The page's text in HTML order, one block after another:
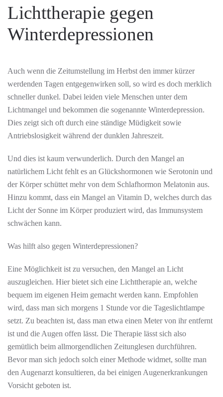
Lichttherapie gegen
Winterdepressionen
Auch wenn die Zeitumstellung im Herbst den immer kürzer
werdenden Tagen entgegenwirken soll, so wird es doch merklich
schneller dunkel. Dabei leiden viele Menschen unter dem
Lichtmangel und bekommen die sogenannte Winterdepression.
Dies zeigt sich oft durch eine ständige Müdigkeit sowie
Antriebslosigkeit während der dunklen Jahreszeit.
Und dies ist kaum verwunderlich. Durch den Mangel an
natürlichem Licht fehlt es an Glückshormonen wie Serotonin und
der Körper schüttet mehr von dem Schlafhormon Melatonin aus.
Hinzu kommt, dass ein Mangel an Vitamin D, welches durch das
Licht der Sonne im Körper produziert wird, das Immunsystem
schwächen kann.
Was hilft also gegen Winterdepressionen?
Eine Möglichkeit ist zu versuchen, den Mangel an Licht
auszugleichen. Hier bietet sich eine Lichttherapie an, welche
bequem im eigenen Heim gemacht werden kann. Empfohlen
wird, dass man sich morgens 1 Stunde vor die Tageslichtlampe
setzt. Zu beachten ist, dass man etwa einen Meter von ihr entfernt
ist und die Augen offen lässt. Die Therapie lässt sich also
gemütlich beim allmorgendlichen Zeitunglesen durchführen.
Bevor man sich jedoch solch einer Methode widmet, sollte man
den Augenarzt konsultieren, da bei einigen Augenerkrankungen
Vorsicht geboten ist.